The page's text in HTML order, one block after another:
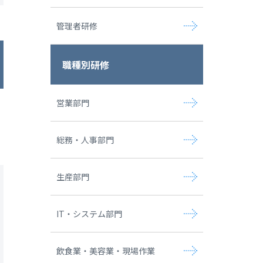
管理者研修
職種別研修
営業部門
総務・人事部門
生産部門
IT・システム部門
飲食業・美容業・現場作業